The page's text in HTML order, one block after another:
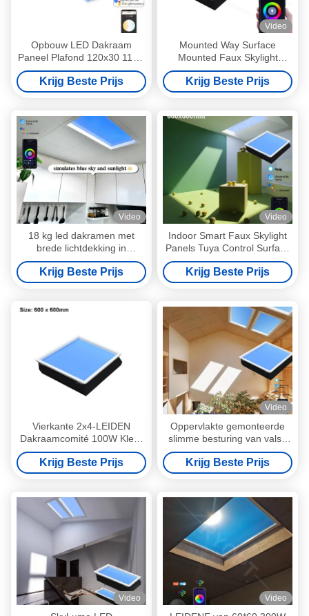
Opbouw LED Dakraam
Paneel Plafond 120x30 110V
CCT Blauwe Hemel Kleur
Krijg Beste Prijs
Video
Mounted Way Surface
Mounted Faux Skylight
Panels L600*W600*H295mm
with Mesh 5.0/DALI Protocol
Krijg Beste Prijs
Video
18 kg led dakramen met
brede lichtdekking in
aluminiumlegering
Krijg Beste Prijs
Video
Indoor Smart Faux Skylight
Panels Tuya Control Surface
Gemonteerd Dat Natuurlijk
Licht Brengt
Krijg Beste Prijs
Vierkante 2x4-LEIDEN
Dakraamcomité 100W Kleur
die CRI95 voor Keuken ruilt
Krijg Beste Prijs
Video
Oppervlakte gemonteerde
slimme besturing van valse
dakramen Duurzame
verlichtingsoplossing voor
moderne ruimtes
Krijg Beste Prijs
Video Video